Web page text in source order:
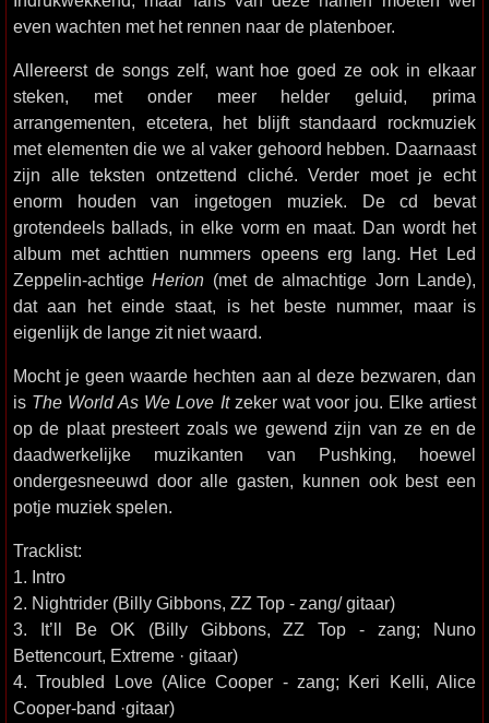
even wachten met het rennen naar de platenboer.
Allereerst de songs zelf, want hoe goed ze ook in elkaar
steken, met onder meer helder geluid, prima
arrangementen, etcetera, het blijft standaard rockmuziek
met elementen die we al vaker gehoord hebben. Daarnaast
zijn alle teksten ontzettend cliché. Verder moet je echt
enorm houden van ingetogen muziek. De cd bevat
grotendeels ballads, in elke vorm en maat. Dan wordt het
album met achttien nummers opeens erg lang. Het Led
Zeppelin-achtigeHerion (met de almachtige Jorn Lande),
dat aan het einde staat, is het beste nummer, maar is
eigenlijk de lange zit niet waard.
Mocht je geen waarde hechten aan al deze bezwaren, dan
is The World As We Love Itzeker wat voor jou. Elke artiest
op de plaat presteert zoals we gewend zijn van ze en de
daadwerkelijke muzikanten van Pushking, hoewel
ondergesneeuwd door alle gasten, kunnen ook best een
potje muziek spelen.
Tracklist:
1. Intro
2. Nightrider (Billy Gibbons, ZZ Top - zang/ gitaar)
3. It’ll Be OK (Billy Gibbons, ZZ Top - zang; Nuno
Bettencourt, Extreme · gitaar)
4. Troubled Love (Alice Cooper - zang; Keri Kelli, Alice
Cooper-band ·gitaar)